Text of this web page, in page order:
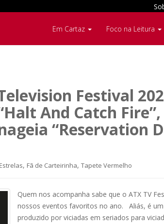
Em Cartaz Foco na Leitura
Festival
And Catch Fire”,
“Reservation
Estrelas, Fã de Carteirinha, Tapete Vermelho
Quem nos acompanha sabe que o ATX TV
nossos eventos favoritos no ano. Aliás, é
produzido por viciadas em seriados para